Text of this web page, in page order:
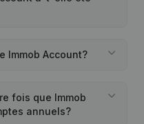
Immob Account?
fois que Immob
annuels?